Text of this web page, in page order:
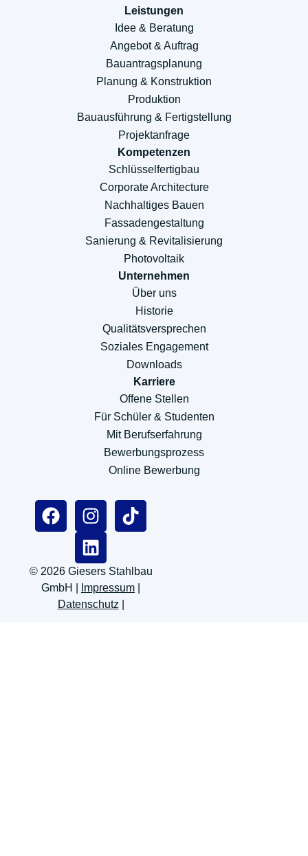
Leistungen
Idee & Beratung
Angebot & Auftrag
Bauantragsplanung
Planung & Konstruktion
Produktion
Bauausführung & Fertigstellung
Projektanfrage
Kompetenzen
Schlüsselfertigbau
Corporate Architecture
Nachhaltiges Bauen
Fassadengestaltung
Sanierung & Revitalisierung
Photovoltaik
Unternehmen
Über uns
Historie
Qualitätsversprechen
Soziales Engagement
Downloads
Karriere
Offene Stellen
Für Schüler & Studenten
Mit Berufserfahrung
Bewerbungsprozess
Online Bewerbung
© 2026 Giesers Stahlbau
GmbH |
Impressum
Datenschutz